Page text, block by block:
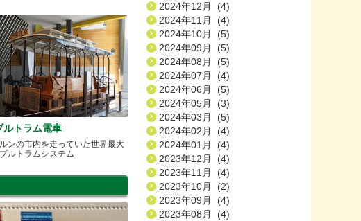
ルトラム電車
ンの市内を走っていた世界最大
ルトラムシステム
2024年12月 (4)
2024年11月 (4)
2024年10月 (5)
2024年09月 (5)
2024年08月 (5)
2024年07月 (4)
2024年06月 (5)
2024年05月 (3)
2024年03月 (5)
2024年02月 (4)
2024年01月 (4)
2023年12月 (4)
2023年11月 (4)
2023年10月 (2)
2023年09月 (4)
2023年08月 (4)